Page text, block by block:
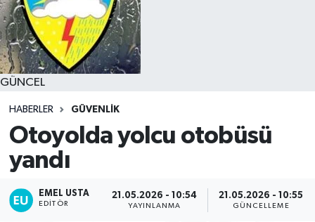
GÜNCEL
HABERLER GÜVENLIK
Otoyolda yolcu otobüsü
yandı
EMEL USTA
EDITÖR
21.05.2026 - 10:54
YAYINLANMA
21.05.2026 - 10:55
GÜNCELLEME